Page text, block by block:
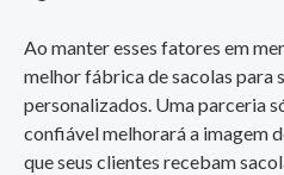
Ao manter esses fatores em
melhor fábrica de sacolas para
personalizados. Uma parceria
confiável melhorará a imagem
que seus clientes recebam